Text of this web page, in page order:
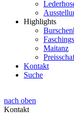
Highlights
Maitanz
Kontakt
Suche
nach oben
Kontakt